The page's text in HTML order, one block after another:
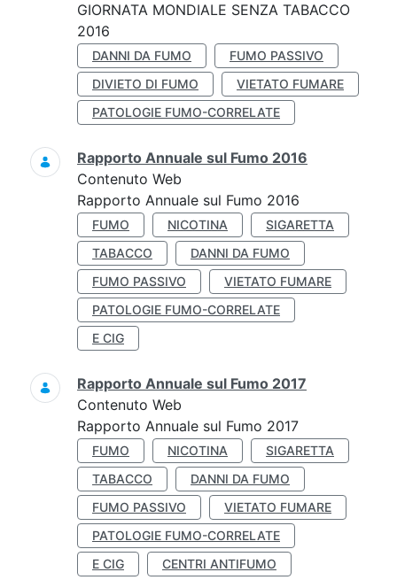
GIORNATA MONDIALE SENZA TABACCO
2016
DANNI DA FUMO
FUMO PASSIVO
DIVIETO DI FUMO
VIETATO FUMARE
PATOLOGIE FUMO-CORRELATE
Rapporto Annuale sul Fumo 2016
Contenuto Web
Rapporto Annuale sul Fumo 2016
FUMO NICOTINA
SIGARETTA
TABACCO
DANNI DA FUMO
FUMO PASSIVO
VIETATO FUMARE
PATOLOGIE FUMO-CORRELATE
E CIG
Rapporto Annuale sul Fumo 2017
Contenuto Web
Rapporto Annuale sul Fumo 2017
FUMO NICOTINA
SIGARETTA
TABACCO
DANNI DA FUMO
FUMO PASSIVO
VIETATO FUMARE
PATOLOGIE FUMO-CORRELATE
E CIG
CENTRI ANTIFUMO